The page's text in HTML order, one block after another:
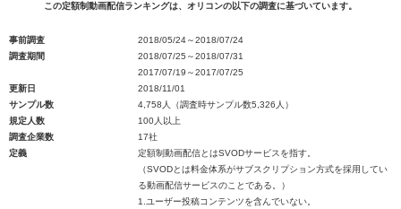
この定額制動画配信ランキングは、オリコンの以下の調査に基づいています。
事前調査
2018/05/24～2018/07/24
調査期間
2018/07/25～2018/07/31
2017/07/19～2017/07/25
更新日
2018/11/01
サンプル数
4,758人（調査時サンプル数5,326人）
規定人数
100人以上
調査企業数
17社
定義
定額制動画配信とはSVODサービスを指す。
（SVODとは料金体系がサブスクリプション方式を採用してい
る動画配信サービスのことである。）
1.ユーザー投稿コンテンツを含んでいない。